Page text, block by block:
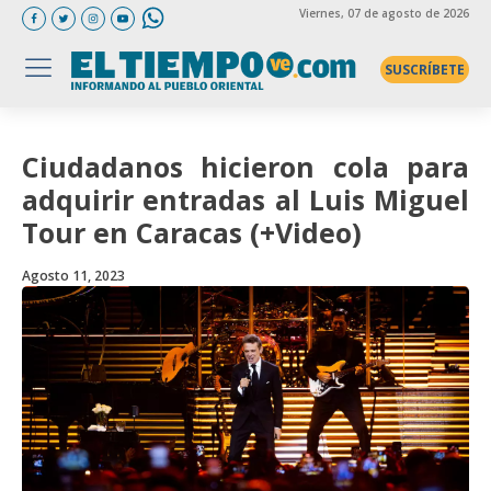
Viernes, 07 de agosto de 2026
SUSCRÍBETE
Ciudadanos hicieron cola para
adquirir entradas al Luis Miguel
Tour en Caracas (+Video)
Agosto 11, 2023